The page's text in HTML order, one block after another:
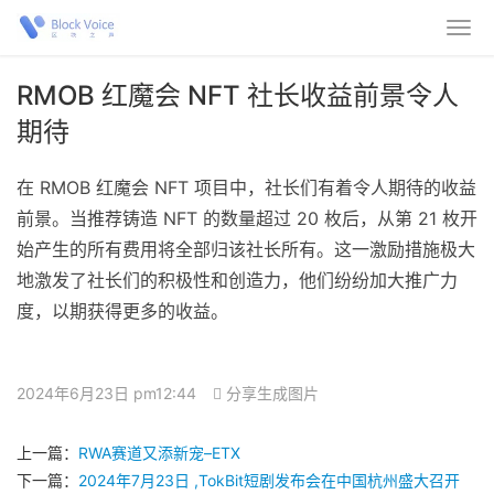
RMOB 红魔会 NFT 社长收益前景令人
期待
在 RMOB 红魔会 NFT 项目中，社长们有着令人期待的收益
前景。当推荐铸造 NFT 的数量超过 20 枚后，从第 21 枚开
始产生的所有费用将全部归该社长所有。这一激励措施极大
地激发了社长们的积极性和创造力，他们纷纷加大推广力
度，以期获得更多的收益。
2024年6月23日 pm12:44 分享生成图片
上一篇： RWA赛道又添新宠–ETX
下一篇： 2024年7月23日 ,TokBit短剧发布会在中国杭州盛大召开